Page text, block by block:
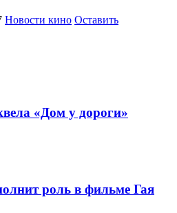
Новости кино Оставить
«Дом у дороги»
роль в фильме Гая